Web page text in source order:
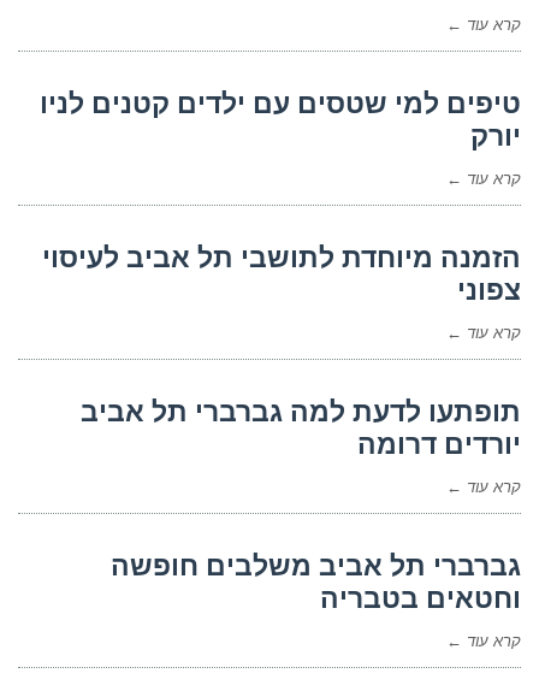
קרא עוד ←
טיפים למי שטסים עם ילדים קטנים לניו
יורק
קרא עוד ←
הזמנה מיוחדת לתושבי תל אביב לעיסוי
צפוני
קרא עוד ←
תופתעו לדעת למה גברברי תל אביב
יורדים דרומה
קרא עוד ←
גברברי תל אביב משלבים חופשה
וחטאים בטבריה
קרא עוד ←